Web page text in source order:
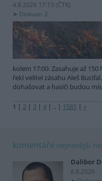
4.8.2026 17:13 (ČTK)
Diskuse: 2
kolem 17:00. Zasahuje až
řekl velitel zásahu Aleš
dohašovat a hasiči budou
1 | 2 | 3 | 4 | .. | 1581 | »
komentáře nejnovější
Dalibor
8.8.2026